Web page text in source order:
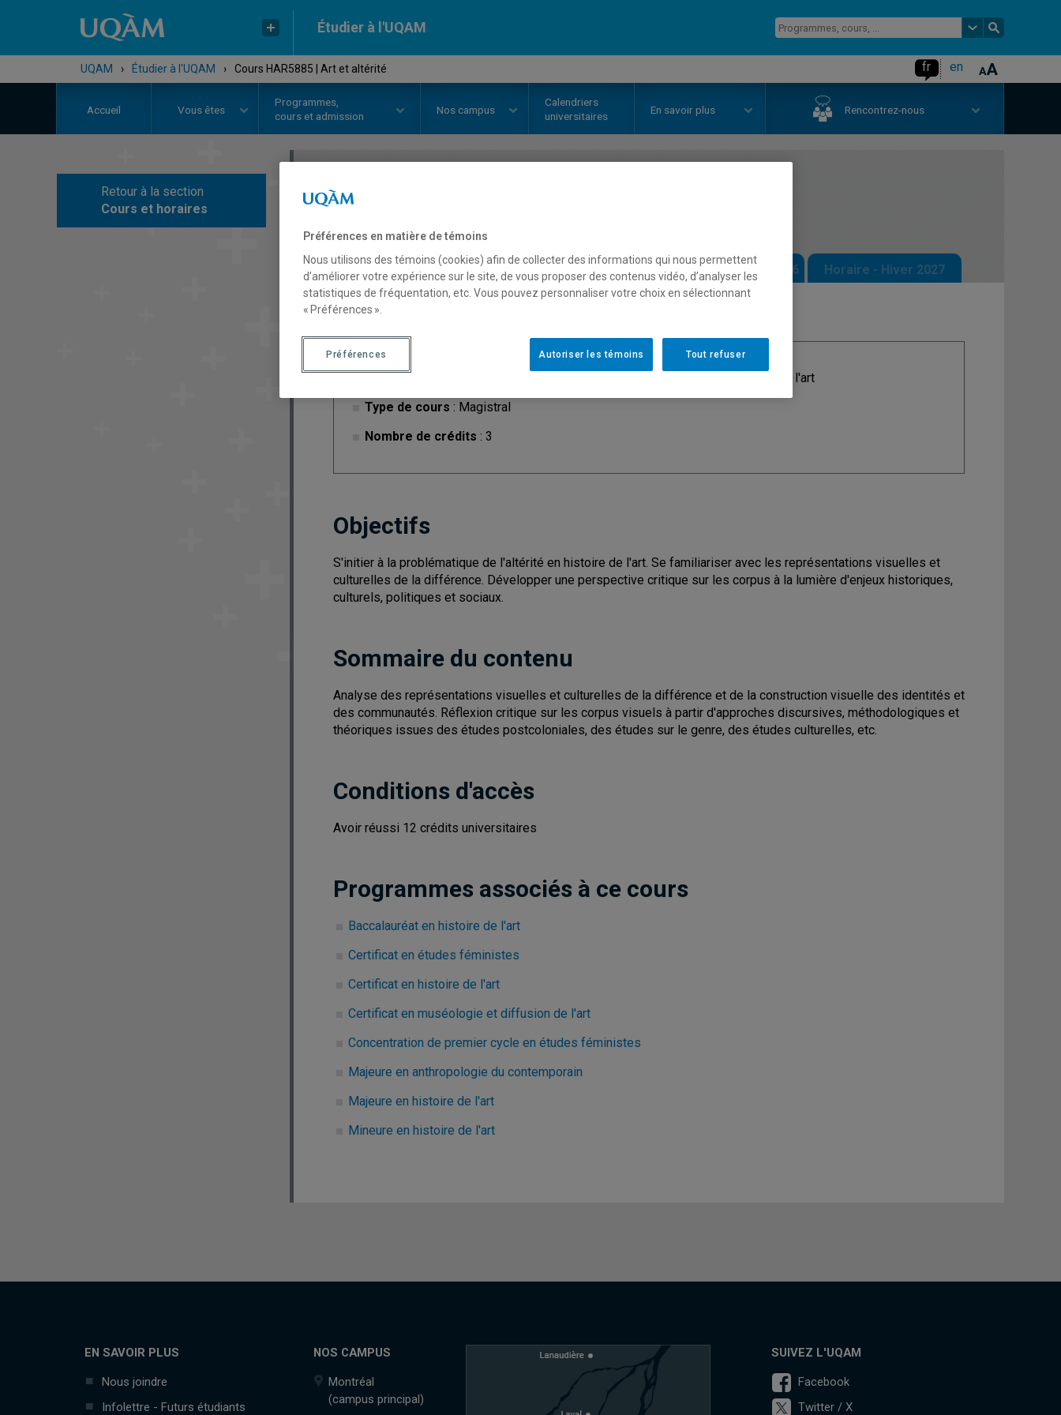
Étudier à l'UQAM
UQAM › Étudier à l'UQAM › Cours HAR5885 | Art et altérité fr en
Accueil Vous êtes
Programmes,
cours et admission
Nos campus
Calendriers
universitaires
En savoir plus Rencontrez-nous
Retour à la section
Cours et horaires
COURS
Description Horaire - Été 2026 Horaire - Automne 2026 Horaire - Hiver 2027
Cycle: 1
Type de cours : Magistral
Nombre de crédits : 3
: Histoire de l'art
Objectifs
S'initier à la problématique de l'altérité en histoire de l'art. Se familiariser avec les représentations visuelles et
culturelles de la différence. Développer une perspective critique sur les corpus à la lumière d'enjeux historiques,
culturels, politiques et sociaux.
Sommaire du contenu
Analyse des représentations visuelles et culturelles de la différence et de la construction visuelle des identités et
des communautés. Réflexion critique sur les corpus visuels à partir d'approches discursives, méthodologiques et
théoriques issues des études postcoloniales, des études sur le genre, des études culturelles, etc.
Conditions d'accès
Avoir réussi 12 crédits universitaires
Programmes associés à ce cours
Baccalauréat en histoire de l'art
Certificat en études féministes
Certificat en histoire de l'art
Certificat en muséologie et diffusion de l'art
Concentration de premier cycle en études féministes
Majeure en anthropologie du contemporain
Majeure en histoire de l'art
Mineure en histoire de l'art
EN SAVOIR PLUS
Nous joindre
Infolettre - Futurs étudiants
NOS CAMPUS
Montréal
(campus principal)
SUIVEZ L'UQAM
Facebook
Twitter / X
Préférences en matière de témoins
Nous utilisons des témoins (cookies) afin de collecter des informations qui nous permettent
d’améliorer votre expérience sur le site, de vous proposer des contenus vidéo, d’analyser les
statistiques de fréquentation, etc. Vous pouvez personnaliser votre choix en sélectionnant
« Préférences ».
Tout refuser
Autoriser les témoins
Préférences